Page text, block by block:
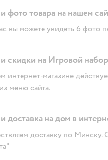
фото товара на нашем
вы можете увидеть 6 фото
скидки на Игровой
интернет-магазине
меню сайта.
доставка на дом в
доставку по Минску.